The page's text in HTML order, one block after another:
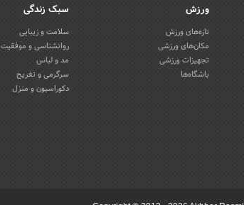
ورزش
تازه‌های ورزش
مکان‌های ورزشی
تجهیزات ورزشی
باشگاه‌ها
سبک زندگی
سلامت و زیبایی
روانشناسی و موفقیت
مد و لباس
سرگرمی و تفریح
دکوراسیون و منزل